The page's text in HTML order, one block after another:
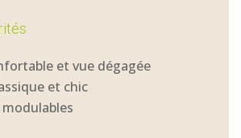
et vue dégagée
et chic